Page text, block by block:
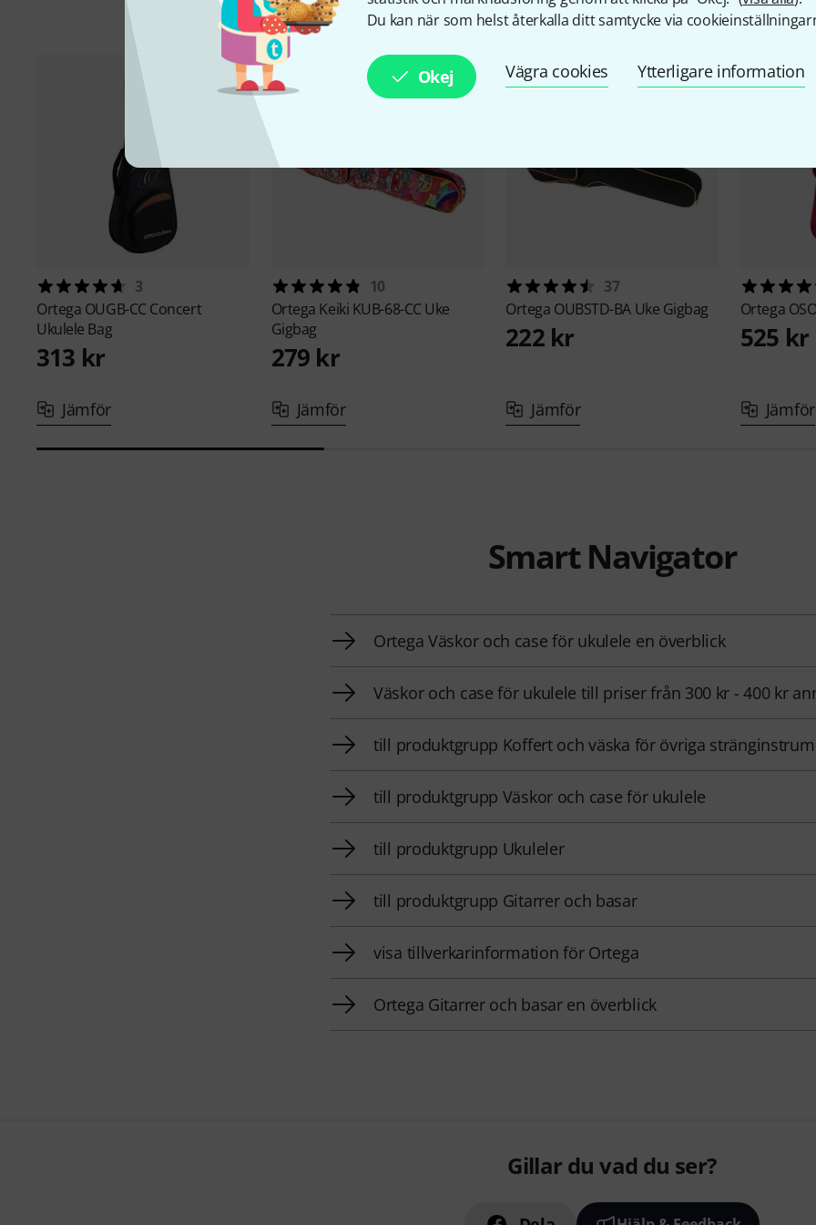
Du kan när som helst återkalla ditt samtycke via
Okej Vägra cookies Ytterligare information
3
Ortega OUGB-CC Concert
Ukulele Bag
313 kr
Jämför
10
Ortega Keiki KUB-68-CC Uke
Gigbag
279 kr
Jämför
37
Ortega OUBSTD-BA Uke Gigbag
222 kr
Jämför
Ortega
525 kr
Jämför
Smart Navigator
Ortega Väskor och case för ukulele en överblick
Väskor och case för ukulele till priser från 300 kr - 400 kr
till produktgrupp Koffert och väska för övriga
till produktgrupp Väskor och case för ukulele
till produktgrupp Ukuleler
till produktgrupp Gitarrer och basar
visa tillverkarinformation för Ortega
Ortega Gitarrer och basar en överblick
Gillar du vad du ser?